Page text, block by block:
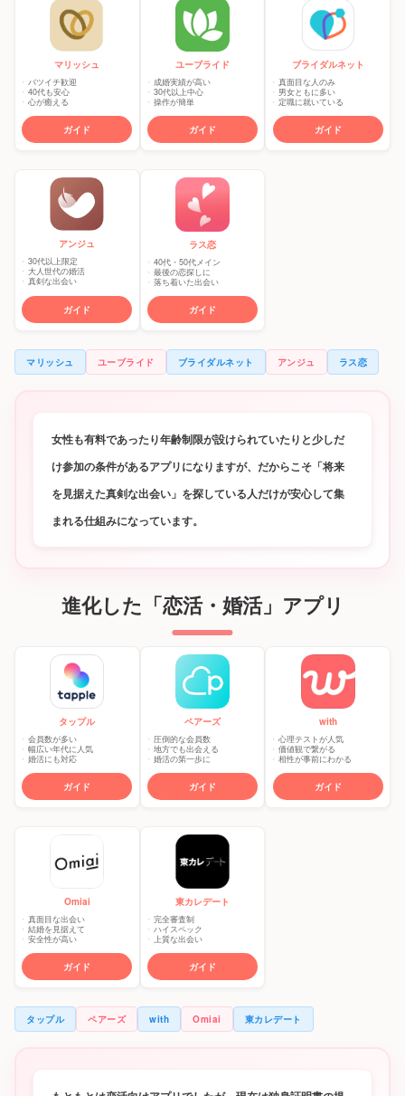
マリッシュ
バツイチ歓迎
40代も安心
心が癒える
ガイド
ユーブライド
成婚実績が高い
30代以上中心
操作が簡単
ガイド
ブライダルネット
真面目な人のみ
男女ともに多い
定職に就いている
ガイド
アンジュ
30代以上限定
大人世代の婚活
真剣な出会い
ガイド
ラス恋
40代・50代メイン
最後の恋探しに
落ち着いた出会い
ガイド
マリッシュ ユーブライド ブライダルネット アンジュ ラス恋
女性も有料であったり年齢制限が設けられていたりと少しだ
け参加の条件があるアプリになりますが、だからこそ「将来
を見据えた真剣な出会い」を探している人だけが安心して集
まれる仕組みになっています。
進化した「恋活・婚活」アプリ
タップル
会員数が多い
幅広い年代に人気
婚活にも対応
ガイド
ペアーズ
圧倒的な会員数
地方でも出会える
婚活の第一歩に
ガイド
with
心理テストが人気
価値観で繋がる
相性が事前にわかる
ガイド
Omiai
真面目な出会い
結婚を見据えて
安全性が高い
ガイド
東カレデート
完全審査制
ハイスペック
上質な出会い
ガイド
タップル ペアーズ with Omiai 東カレデート